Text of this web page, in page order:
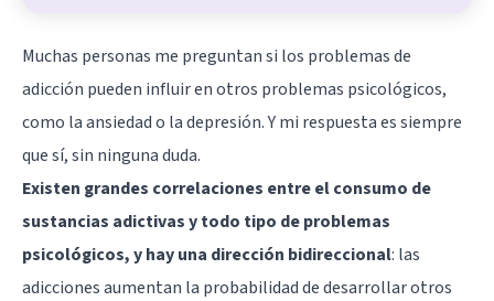
Muchas personas me preguntan si los problemas de
adicción pueden influir en otros problemas psicológicos,
como la ansiedad o la depresión. Y mi respuesta es siempre
que sí, sin ninguna duda.
Existen grandes correlaciones entre el consumo de
sustancias adictivas y todo tipo de problemas
psicológicos, y hay una dirección bidireccional: las
adicciones aumentan la probabilidad de desarrollar otros